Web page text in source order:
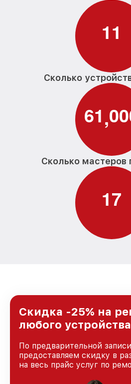
11
Сколько
61,00
Сколько мастеров
17
Скидка -25% на
любого
По предварительной
предоставляем скидку в
на весь прайс услуг по